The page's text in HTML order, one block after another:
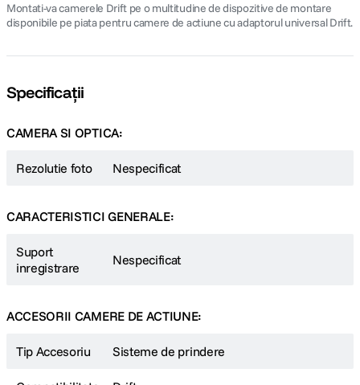
Montati-va camerele Drift pe o multitudine de dispozitive de montare
disponibile pe piata pentru camere de actiune cu adaptorul universal Drift.
Specificații
CAMERA SI OPTICA:
Rezolutie foto Nespecificat
CARACTERISTICI GENERALE:
Suport
inregistrare
Nespecificat
ACCESORII CAMERE DE ACTIUNE:
Tip Accesoriu Sisteme de prindere